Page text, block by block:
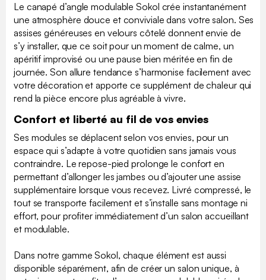
Le canapé d’angle modulable Sokol crée instantanément
une atmosphère douce et conviviale dans votre salon. Ses
assises généreuses en velours côtelé donnent envie de
s’y installer, que ce soit pour un moment de calme, un
apéritif improvisé ou une pause bien méritée en fin de
journée. Son allure tendance s’harmonise facilement avec
votre décoration et apporte ce supplément de chaleur qui
rend la pièce encore plus agréable à vivre.
Confort et liberté au fil de vos envies
Ses modules se déplacent selon vos envies, pour un
espace qui s’adapte à votre quotidien sans jamais vous
contraindre. Le repose-pied prolonge le confort en
permettant d’allonger les jambes ou d’ajouter une assise
supplémentaire lorsque vous recevez. Livré compressé, le
tout se transporte facilement et s’installe sans montage ni
effort, pour profiter immédiatement d’un salon accueillant
et modulable.
Dans notre gamme Sokol, chaque élément est aussi
disponible séparément, afin de créer un salon unique, à